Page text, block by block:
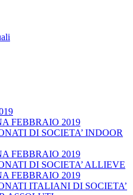
FEBBRAIO 2019
DI SOCIETA’ INDOOR
FEBBRAIO 2019
DI SOCIETA’ ALLIEVE
FEBBRAIO 2019
ITALIANI DI SOCIETA’